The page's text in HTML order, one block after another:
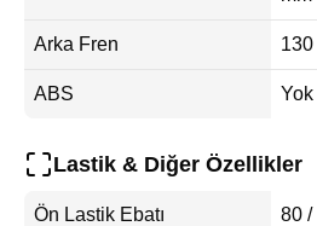
Arka Fren
ABS Yok
Lastik & Diğer Özellikler
Ön Lastik Ebatı 80 /